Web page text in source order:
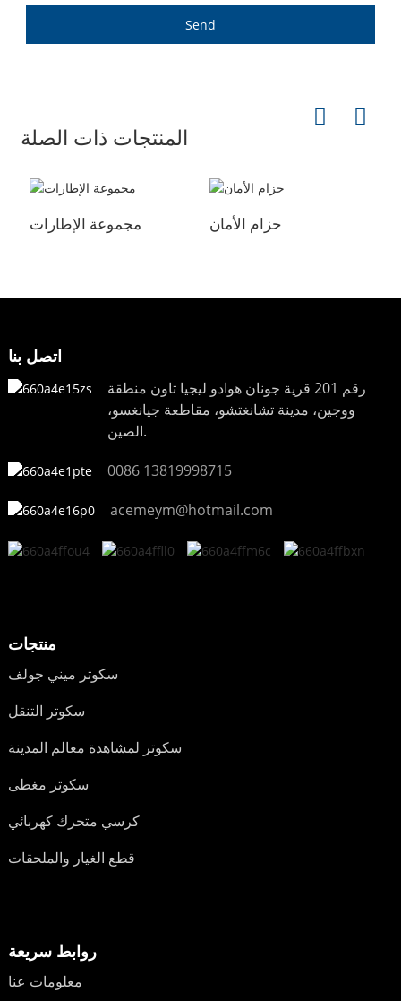
Send
المنتجات ذات الصلة
مجموعة الإطارات حزام الأمان
اتصل بنا
رقم 201 قرية جونان هوادو ليجيا تاون منطقة
ووجين، مدينة تشانغتشو، مقاطعة جيانغسو،
الصين.
0086 13819998715
acemeym@hotmail.com
منتجات
سكوتر ميني جولف
سكوتر التنقل
سكوتر لمشاهدة معالم المدينة
سكوتر مغطى
كرسي متحرك كهربائي
قطع الغيار والملحقات
روابط سريعة
معلومات عنا